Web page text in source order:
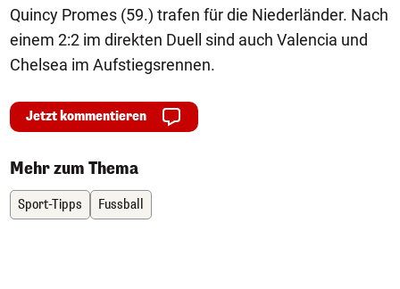
Quincy Promes (59.) trafen für die Niederländer. Nach
einem 2:2 im direkten Duell sind auch Valencia und
Chelsea im Aufstiegsrennen.
Jetzt kommentieren
Mehr zum Thema
Sport-Tipps Fussball